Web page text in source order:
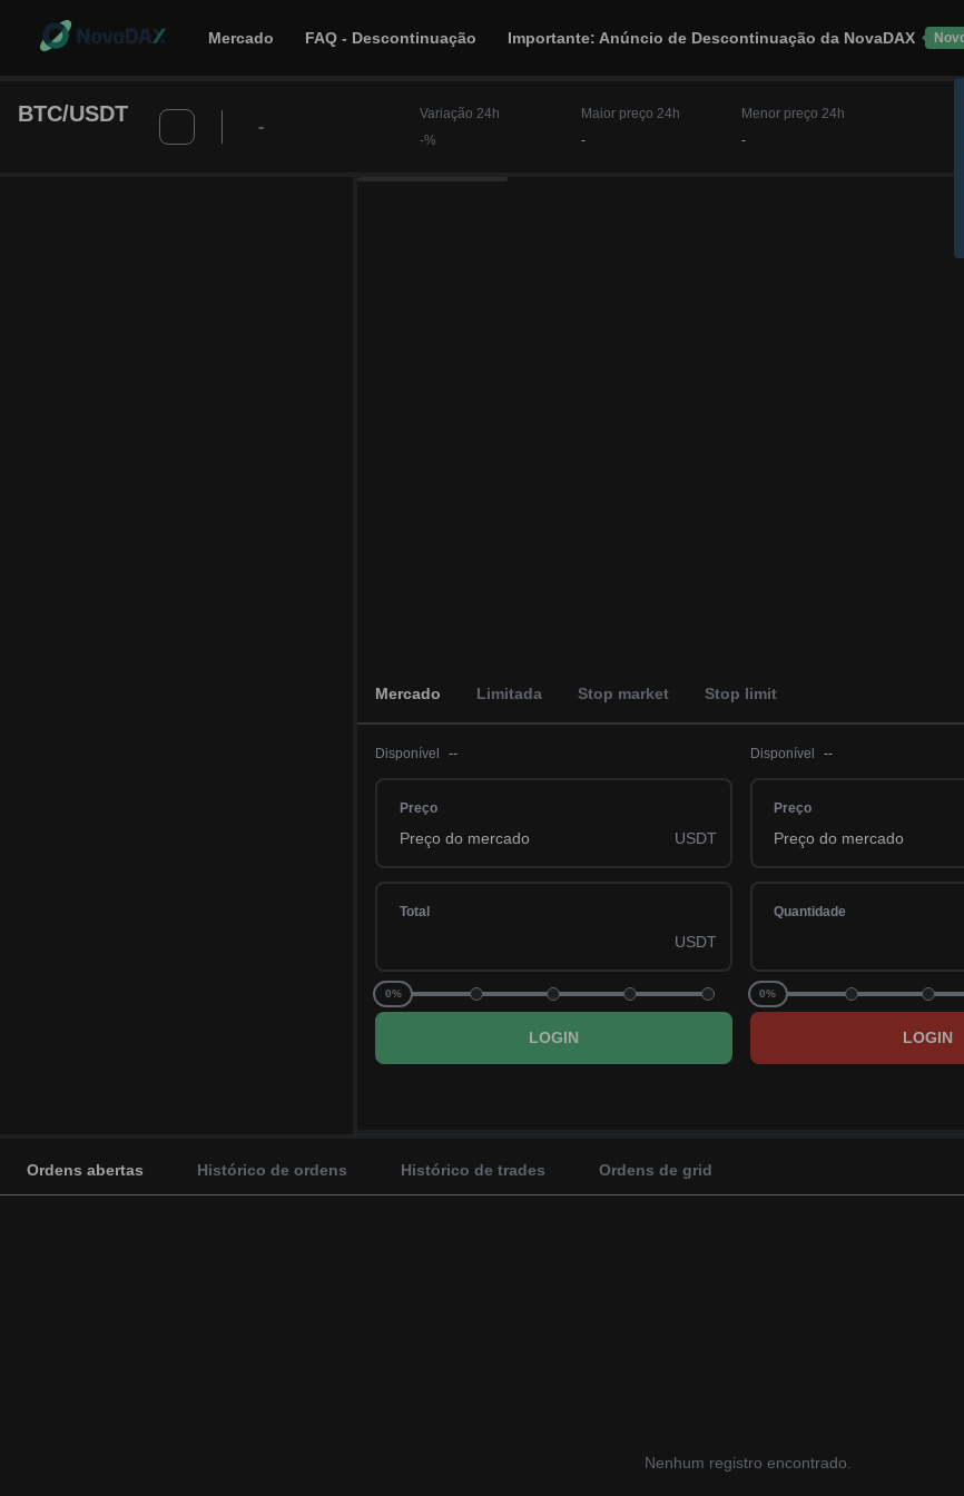
Mercado FAQ - Descontinuação Importante: Anúncio de Descontinuação da NovaDAX Novo
BTC/USDT -
Variação 24h
-%
Maior preço 24h
-
Menor preço 24h
-
Mercado Limitada Stop market Stop limit
Disponível --
Preço
USDT
Total
USDT
0%
LOGIN
Disponível --
Preço
Quantidade
0%
LOGIN
Ordens abertas Histórico de ordens Histórico de trades Ordens de grid
Nenhum registro encontrado.